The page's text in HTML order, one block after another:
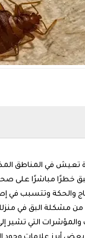
في المناطق
خطرًا مباشرًا على
والحكة وتتسبب في
من مشكلة البق في
التي تشير